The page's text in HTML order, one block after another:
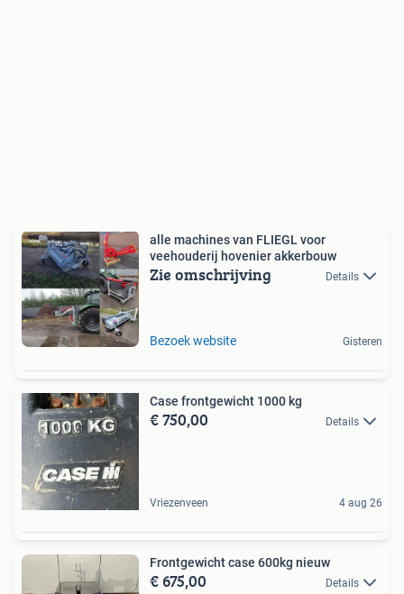
alle machines van FLIEGL voor
veehouderij hovenier akkerbouw
Zie omschrijving Details
Bezoek website Gisteren
Case frontgewicht 1000 kg
€ 750,00 Details
Vriezenveen 4 aug 26
Frontgewicht case 600kg nieuw
€ 675,00 Details